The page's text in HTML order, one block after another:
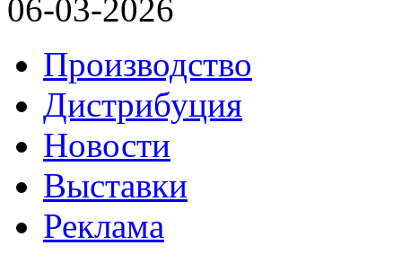
06-03-2026
Производство
Дистрибуция
Новости
Выставки
Реклама